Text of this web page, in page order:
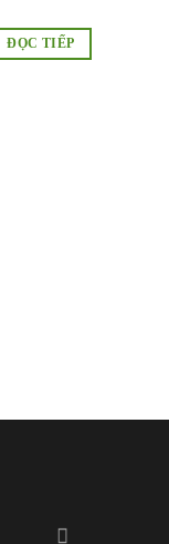
ĐỌC TIẾP